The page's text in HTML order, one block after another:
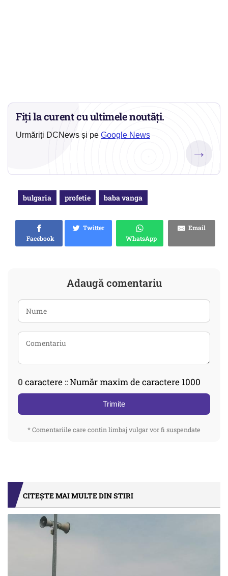
Fiți la curent cu ultimele noutăți.
Urmăriți DCNews și pe Google News
→
bulgaria profetie baba vanga
Facebook
Twitter
WhatsApp
Email
Adaugă comentariu
0 caractere :: Număr maxim de caractere 1000
Trimite
* Comentariile care contin limbaj vulgar vor fi suspendate
CITEȘTE MAI MULTE DIN STIRI